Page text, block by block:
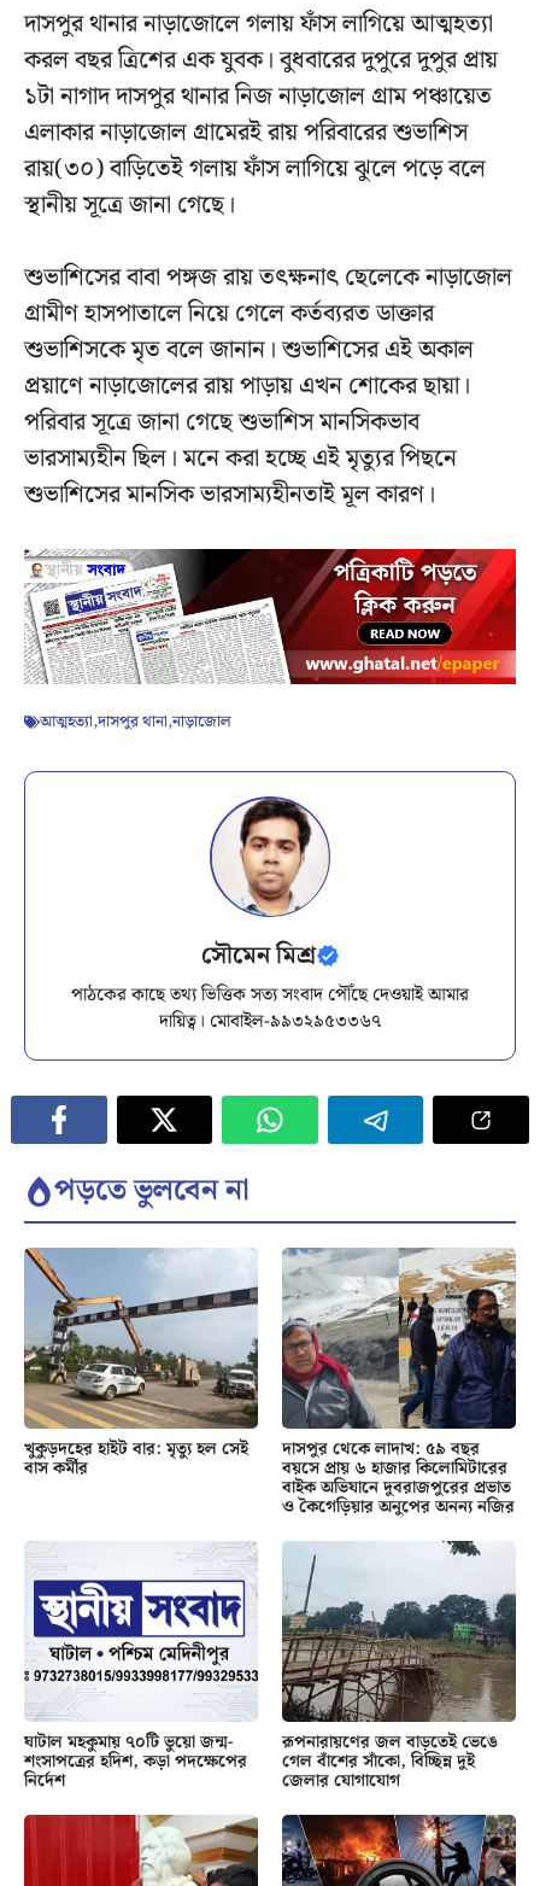
দাসপুর থানার নাড়াজোলে গলায় ফাঁস লাগিয়ে আত্মহত্যা
করল বছর ত্রিশের এক যুবক। বুধবারের দুপুরে দুপুর প্রায়
১টা নাগাদ দাসপুর থানার নিজ নাড়াজোল গ্রাম পঞ্চায়েত
এলাকার নাড়াজোল গ্রামেরই রায় পরিবারের শুভাশিস
রায়(৩০) বাড়িতেই গলায় ফাঁস লাগিয়ে ঝুলে পড়ে বলে
স্থানীয় সূত্রে জানা গেছে।
শুভাশিসের বাবা পঙ্গজ রায় তৎক্ষনাৎ ছেলেকে নাড়াজোল
গ্রামীণ হাসপাতালে নিয়ে গেলে কর্তব্যরত ডাক্তার
শুভাশিসকে মৃত বলে জানান। শুভাশিসের এই অকাল
প্রয়াণে নাড়াজোলের রায় পাড়ায় এখন শোকের ছায়া।
পরিবার সূত্রে জানা গেছে শুভাশিস মানসিকভাব
ভারসাম্যহীন ছিল। মনে করা হচ্ছে এই মৃত্যুর পিছনে
শুভাশিসের মানসিক ভারসাম্যহীনতাই মূল কারণ।
আত্মহত্যা,দাসপুর থানা,নাড়াজোল
সৌমেন মিশ্র
পাঠকের কাছে তথ্য ভিত্তিক সত্য সংবাদ পৌঁছে দেওয়াই আমার
দায়িত্ব। মোবাইল-৯৯৩২৯৫৩৩৬৭
পড়তে ভুলবেন না
খুকুড়দহের হাইট বার: মৃত্যু হল সেই
বাস কর্মীর
দাসপুর থেকে লাদাখ: ৫৯ বছর
বয়সে প্রায় ৬ হাজার কিলোমিটারের
বাইক অভিযানে দুবরাজপুরের প্রভাত
ও কৈগেড়িয়ার অনুপের অনন্য নজির
ঘাটাল মহকুমায় ৭০টি ভুয়ো জন্ম-
শংসাপত্রের হদিশ, কড়া পদক্ষেপের
নির্দেশ
রূপনারায়ণের জল বাড়তেই ভেঙে
গেল বাঁশের সাঁকো, বিচ্ছিন্ন দুই
জেলার যোগাযোগ